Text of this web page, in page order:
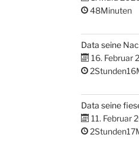
48Minuten
Data seine
16. Februar
Data seine
11. Februar